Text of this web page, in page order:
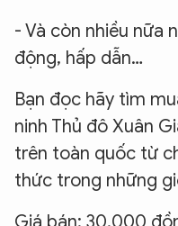
- Và còn nhiều nữa
động, hấp dẫn…
Bạn đọc hãy tìm
ninh Thủ đô Xuân
trên toàn quốc từ
thức trong những